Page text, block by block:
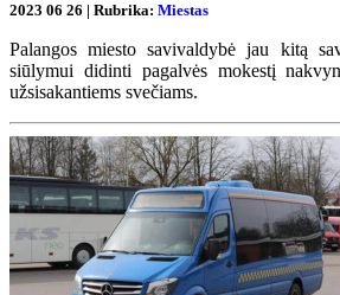
2023 06 26 | Rubrika: Miestas
Palangos miesto savivaldybė jau kitą
siūlymui didinti pagalvės mokestį
užsisakantiems svečiams.